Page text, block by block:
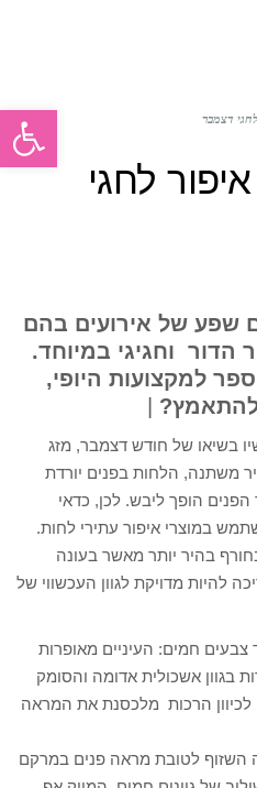
דצמבר
לחגי
שפע של אירועים בהם
הדור וחגיגי במיוחד.
למקצועות היופי,
|
בשיאו של חודש דצמבר, מזג
משתנה, הלחות בפנים יורדת
הפנים הופך ליבש. לכן, כדאי
במוצרי איפור עתירי לחות.
בהיר יותר מאשר בעונה
להיות מדויקת לגוון העכשווי של
צבעים חמים: העיניים מאופרות
בגוון אשכולית אדומה והסומק
לכיוון הרכות מלכסנת את המראה
השזוף לטובת מראה פנים במרקם
פתח